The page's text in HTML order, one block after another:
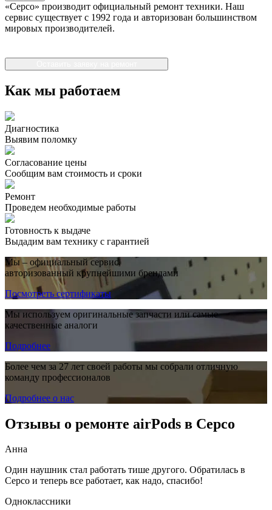
«Серсо» производит официальный ремонт техники. Наш
сервис существует с 1992 года и авторизован большинством
мировых производителей.
Как мы работаем
Диагностика
Выявим поломку
Согласование цены
Сообщим вам стоимость и сроки
Ремонт
Проведем необходимые работы
Готовность к выдаче
Выдадим вам технику с гарантией
Мы – официальный сервис,
авторизованный крупнейшими брендами
Посмотреть сертификаты
Мы используем оригинальные запчасти или самые
качественные аналоги
Подробнее
Более чем за 27 лет своей работы мы собрали отличную
команду профессионалов
Подробнее о нас
Отзывы о ремонте airPods в Серсо
Анна
Один наушник стал работать тише другого. Обратилась в
Серсо и теперь все работает, как надо, спасибо!
Одноклассники